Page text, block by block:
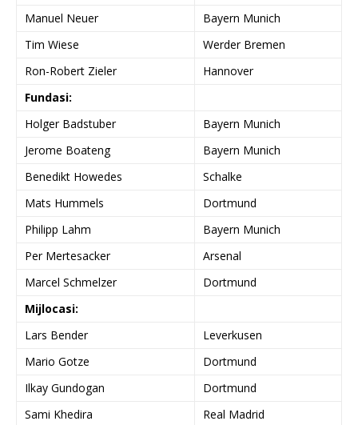
Manuel Neuer
Bayern Munich
Tim Wiese
Werder Bremen
Ron-Robert Zieler
Hannover
Fundasi:
Holger Badstuber
Bayern Munich
Jerome Boateng
Bayern Munich
Benedikt Howedes
Schalke
Mats Hummels
Dortmund
Philipp Lahm
Bayern Munich
Per Mertesacker
Arsenal
Marcel Schmelzer
Dortmund
Mijlocasi:
Lars Bender
Leverkusen
Mario Gotze
Dortmund
Ilkay Gundogan
Dortmund
Sami Khedira
Real Madrid